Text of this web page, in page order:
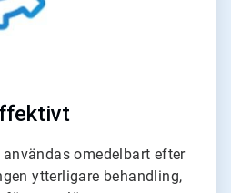
omedelbart efter
ytterligare behandling,